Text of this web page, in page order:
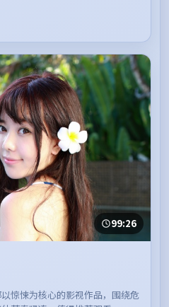
99:26
惊悚为核心的影视作品，围绕危